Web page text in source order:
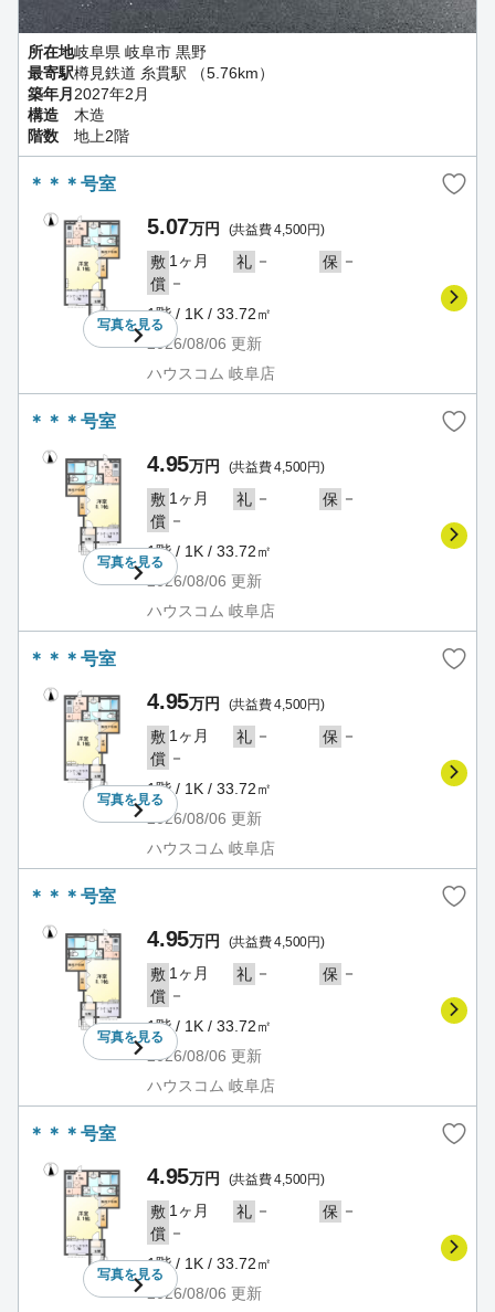
所在地岐阜県 岐阜市 黒野
最寄駅樽見鉄道 糸貫駅 （5.76km）
築年月 2027年2月
構造
木造
階数
地上2階
＊＊＊号室
写真を見る
5.07万円 (共益費 4,500円)
敷 1ヶ月 礼 － 保 －
償 －
1階 / 1K / 33.72㎡
2026/08/06 更新
ハウスコム 岐阜店
＊＊＊号室
写真を見る
4.95万円 (共益費 4,500円)
敷 1ヶ月 礼 － 保 －
償 －
1階 / 1K / 33.72㎡
2026/08/06 更新
ハウスコム 岐阜店
＊＊＊号室
写真を見る
4.95万円 (共益費 4,500円)
敷 1ヶ月 礼 － 保 －
償 －
1階 / 1K / 33.72㎡
2026/08/06 更新
ハウスコム 岐阜店
＊＊＊号室
写真を見る
4.95万円 (共益費 4,500円)
敷 1ヶ月 礼 － 保 －
償 －
1階 / 1K / 33.72㎡
2026/08/06 更新
ハウスコム 岐阜店
＊＊＊号室
写真を見る
4.95万円 (共益費 4,500円)
敷 1ヶ月 礼 － 保 －
償 －
1階 / 1K / 33.72㎡
2026/08/06 更新